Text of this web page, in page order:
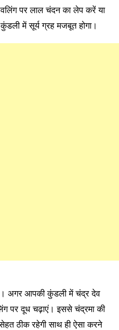
पर लाल चंदन का लेप करें या
में सूर्य ग्रह मजबूत होगा।
अगर आपकी कुंडली में चंद्र देव
पर दूध चढ़ाएं। इससे चंद्रमा की
ठीक रहेगी साथ ही ऐसा करने